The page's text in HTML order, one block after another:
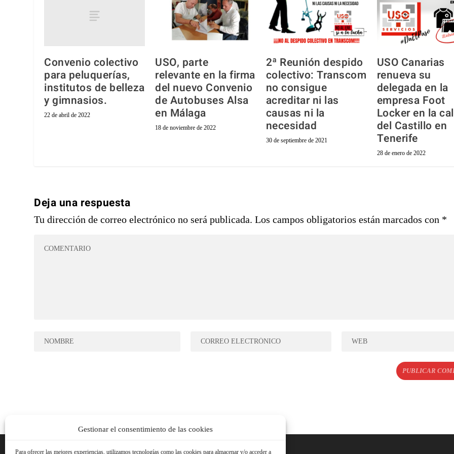
Gestionar el consentimiento de las cookies
Para ofrecer las mejores experiencias, utilizamos tecnologías como las cookies para almacenar y/o acceder a
Convenio colectivo
para peluquerías,
institutos de belleza
y gimnasios.
22 de abril de 2022
USO, parte
relevante en la firma
del nuevo Convenio
de Autobuses Alsa
en Málaga
18 de noviembre de 2022
2ª Reunión despido
colectivo: Transcom
no consigue
acreditar ni las
causas ni la
necesidad
30 de septiembre de 2021
USO Canarias
renueva su
delegada en la
empresa Foot
Locker en la
del Castillo en
Tenerife
28 de enero de 2022
Deja una respuesta
Tu dirección de correo electrónico no será publicada. Los campos obligatorios están marcados con *